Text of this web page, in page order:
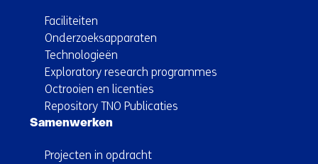
Faciliteiten
Onderzoeksapparaten
Technologieën
Exploratory research programmes
Octrooien en licenties
Repository TNO Publicaties
Samenwerken
Projecten in opdracht